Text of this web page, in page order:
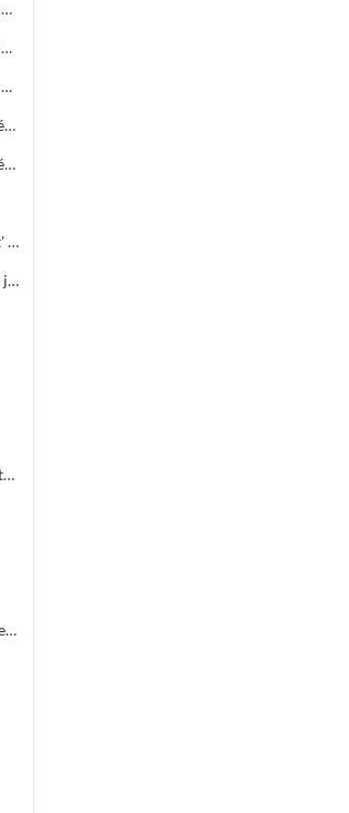
Elections législatives 2002 - 5ème circonscription : Listes d'émargement par bureau de vote : 18 à 21
Elections législatives 2002 - 5ème circonscription : Listes d'émargement par bureau de vote : 22 à 25
Elections législatives 2002 - 5ème circonscription : Listes d'émargement par bureau de vote : 26 à 29
Fiches manifestations : Organisation matérielle et fiches budgétaires
Fiches manifestations : Organisation matérielle et fiches budgétaires
Coût des manifestations, bilan financier Estiv' Alès, budget Art' Alès
Coût des manifestations,bilan financier Carnav' Alès, Féria, 14 juillet, Estiv' Alès, fête de la châtaigne
Courrier au Procureur de la République concernant des projets de mariage dont les dossiers administratifs ne sont pas réglés
Enquêtes statistiques annuelles de la Direction des Archives de France